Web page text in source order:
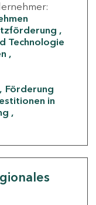
Technologie
Förderung
in